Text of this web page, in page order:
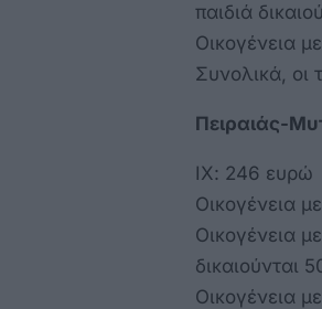
παιδιά
Οικογένεια
Συνολικά, οι
Πειραιάς-
ΙΧ: 246 ευρώ
Οικογένεια
Οικογένεια
δικαιούνται
Οικογένεια